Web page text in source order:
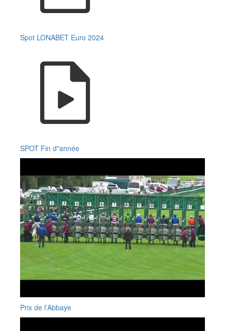
Spot LONABET Euro 2024
SPOT Fin d"année
Prix de l'Abbaye